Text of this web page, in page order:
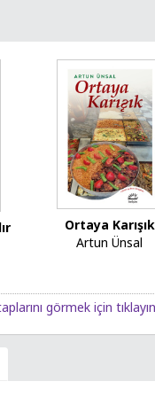
Ortaya Karışık
Artun Ünsal
görmek için tıklayın